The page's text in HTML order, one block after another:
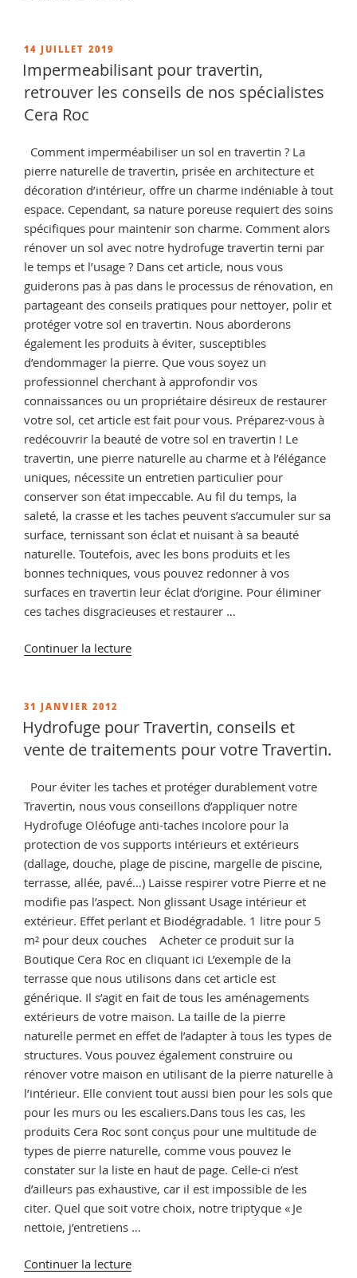
l
hydrofuge
PUBLIÉ
LE
14 JUILLET 2019
Impermeabilisant pour travertin,
retrouver les conseils de nos spécialistes
Cera Roc
Comment imperméabiliser un sol en travertin ? La
pierre naturelle de travertin, prisée en architecture et
décoration d’intérieur, offre un charme indéniable à tout
espace. Cependant, sa nature poreuse requiert des soins
spécifiques pour maintenir son charme. Comment alors
rénover un sol avec notre hydrofuge travertin terni par
le temps et l’usage ? Dans cet article, nous vous
guiderons pas à pas dans le processus de rénovation, en
partageant des conseils pratiques pour nettoyer, polir et
protéger votre sol en travertin. Nous aborderons
également les produits à éviter, susceptibles
d’endommager la pierre. Que vous soyez un
professionnel cherchant à approfondir vos
connaissances ou un propriétaire désireux de restaurer
votre sol, cet article est fait pour vous. Préparez-vous à
redécouvrir la beauté de votre sol en travertin ! Le
travertin, une pierre naturelle au charme et à l’élégance
uniques, nécessite un entretien particulier pour
conserver son état impeccable. Au fil du temps, la
saleté, la crasse et les taches peuvent s’accumuler sur sa
surface, ternissant son éclat et nuisant à sa beauté
naturelle. Toutefois, avec les bons produits et les
bonnes techniques, vous pouvez redonner à vos
surfaces en travertin leur éclat d’origine. Pour éliminer
ces taches disgracieuses et restaurer …
Continuer la lecturede
retrouver
les
de
nos
spécialistes
Cera
Roc »
PUBLIÉ
LE
31 JANVIER 2012
Hydrofuge pour Travertin, conseils et
vente de traitements pour votre Travertin.
Pour éviter les taches et protéger durablement votre
Travertin, nous vous conseillons d’appliquer notre
Hydrofuge Oléofuge anti-taches incolore pour la
protection de vos supports intérieurs et extérieurs
(dallage, douche, plage de piscine, margelle de piscine,
terrasse, allée, pavé…) Laisse respirer votre Pierre et ne
modifie pas l’aspect. Non glissant Usage intérieur et
extérieur. Effet perlant et Biodégradable. 1 litre pour 5
m² pour deux couches Acheter ce produit sur la
Boutique Cera Roc en cliquant ici L’exemple de la
terrasse que nous utilisons dans cet article est
générique. Il s’agit en fait de tous les aménagements
extérieurs de votre maison. La taille de la pierre
naturelle permet en effet de l’adapter à tous les types de
structures. Vous pouvez également construire ou
rénover votre maison en utilisant de la pierre naturelle à
l’intérieur. Elle convient tout aussi bien pour les sols que
pour les murs ou les escaliers.Dans tous les cas, les
produits Cera Roc sont conçus pour une multitude de
types de pierre naturelle, comme vous pouvez le
constater sur la liste en haut de page. Celle-ci n’est
d’ailleurs pas exhaustive, car il est impossible de les
citer. Quel que soit votre choix, notre triptyque « Je
nettoie, j’entretiens …
Continuer la lecturede